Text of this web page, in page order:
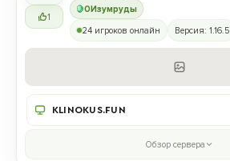
1
0Изумруды
24 игроков онлайн Версия: 1.16.5
KLINOKUS.FUN
Обзор сервера